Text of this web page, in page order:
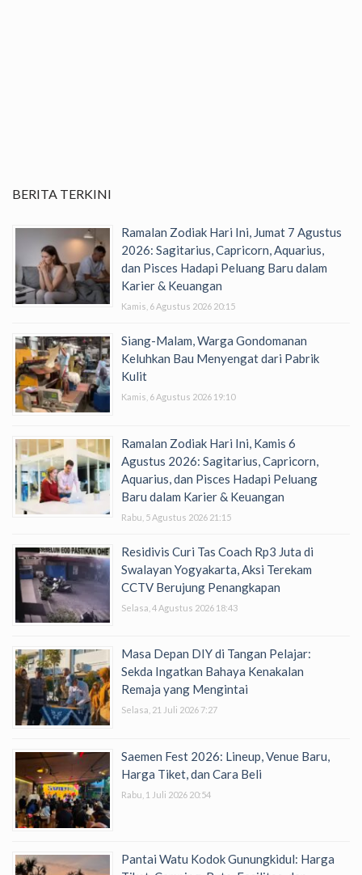
BERITA TERKINI
Ramalan Zodiak Hari Ini, Jumat 7 Agustus
2026: Sagitarius, Capricorn, Aquarius,
dan Pisces Hadapi Peluang Baru dalam
Karier & Keuangan
Kamis, 6 Agustus 2026 20:15
Siang-Malam, Warga Gondomanan
Keluhkan Bau Menyengat dari Pabrik
Kulit
Kamis, 6 Agustus 2026 19:10
Ramalan Zodiak Hari Ini, Kamis 6
Agustus 2026: Sagitarius, Capricorn,
Aquarius, dan Pisces Hadapi Peluang
Baru dalam Karier & Keuangan
Rabu, 5 Agustus 2026 21:15
Residivis Curi Tas Coach Rp3 Juta di
Swalayan Yogyakarta, Aksi Terekam
CCTV Berujung Penangkapan
Selasa, 4 Agustus 2026 18:43
Masa Depan DIY di Tangan Pelajar:
Sekda Ingatkan Bahaya Kenakalan
Remaja yang Mengintai
Selasa, 21 Juli 2026 7:27
Saemen Fest 2026: Lineup, Venue Baru,
Harga Tiket, dan Cara Beli
Rabu, 1 Juli 2026 20:54
Pantai Watu Kodok Gunungkidul: Harga